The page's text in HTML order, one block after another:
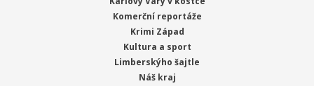
Komerční reportáže
Krimi Západ
Kultura a sport
Limberskýho šajtle
Náš kraj